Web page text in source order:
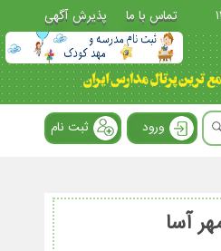
تماس با ما پذیرش آگهی
ورود ثبت نام
آسا